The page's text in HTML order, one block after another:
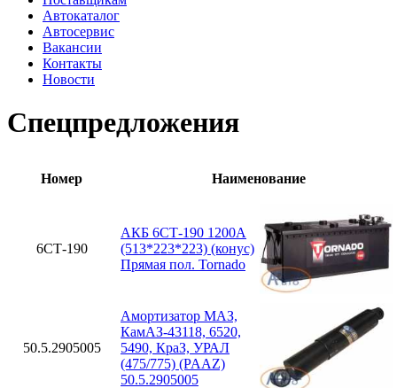
Автокаталог
Автосервис
Вакансии
Контакты
Новости
Спецпредложения
Номер Наименование
6СТ-190
АКБ 6СТ-190 1200А
(513*223*223) (конус)
Прямая пол. Tornado
50.5.2905005
Амортизатор МАЗ,
КамАЗ-43118, 6520,
5490, КраЗ, УРАЛ
(475/775) (PAAZ)
50.5.2905005